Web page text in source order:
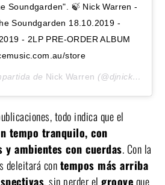
Soundgarden". 🍃 Nick Warren -
Soundgarden 18.10.2019 -
- 2LP PRE-ORDER ALBUM
store
de Nick Warren (@djnickwarren) el
todo indica que el
tempo tranquilo, con
y ambientes con cuerdas. Con la
deleitará contempos más arriba
, sin perder el grooveque